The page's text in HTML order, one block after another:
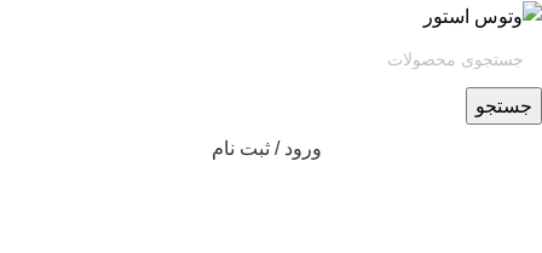
جستجو
ورود / ثبت نام